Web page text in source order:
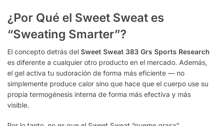
¿Por Qué el Sweet Sweat es
“Sweating Smarter”?
El concepto detrás del Sweet Sweat 383 Grs Sports Research
es diferente a cualquier otro producto en el mercado. Además,
el gel activa tu sudoración de forma más eficiente — no
simplemente produce calor sino que hace que el cuerpo use su
propia termogénesis interna de forma más efectiva y más
visible.